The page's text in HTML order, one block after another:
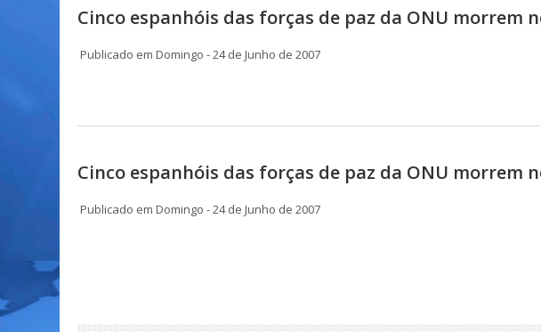
Cinco espanhóis das forças de paz da ONU morrem
Publicado em Domingo - 24 de Junho de 2007
Cinco espanhóis das forças de paz da ONU morrem
Publicado em Domingo - 24 de Junho de 2007